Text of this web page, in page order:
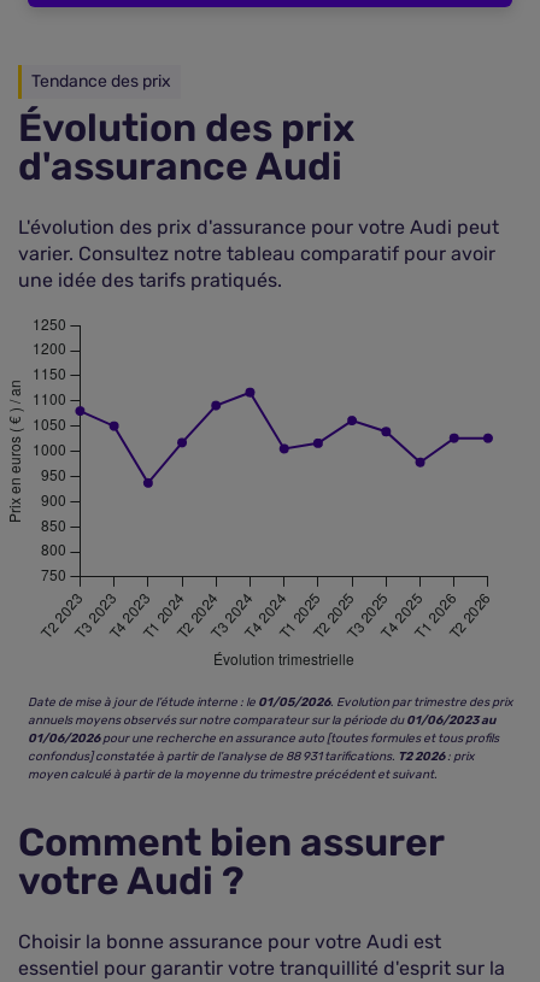
Tendance des prix
Évolution des prix
d'assurance Audi
L'évolution des prix d'assurance pour votre Audi peut
varier. Consultez notre tableau comparatif pour avoir
une idée des tarifs pratiqués.
Date de mise à jour de l’étude interne : le 01/05/2026. Evolution par trimestre des prix
annuels moyens observés sur notre comparateur sur la période du01/06/2023 au
01/06/2026pour une recherche en assurance auto [toutes formules et tous profils
confondus] constatée à partir de l’analyse de 88 931 tarifications. T2 2026: prix
moyen calculé à partir de la moyenne du trimestre précédent et suivant.
Comment bien assurer
votre Audi ?
Choisir la bonne assurance pour votre Audi est
essentiel pour garantir votre tranquillité d'esprit sur la